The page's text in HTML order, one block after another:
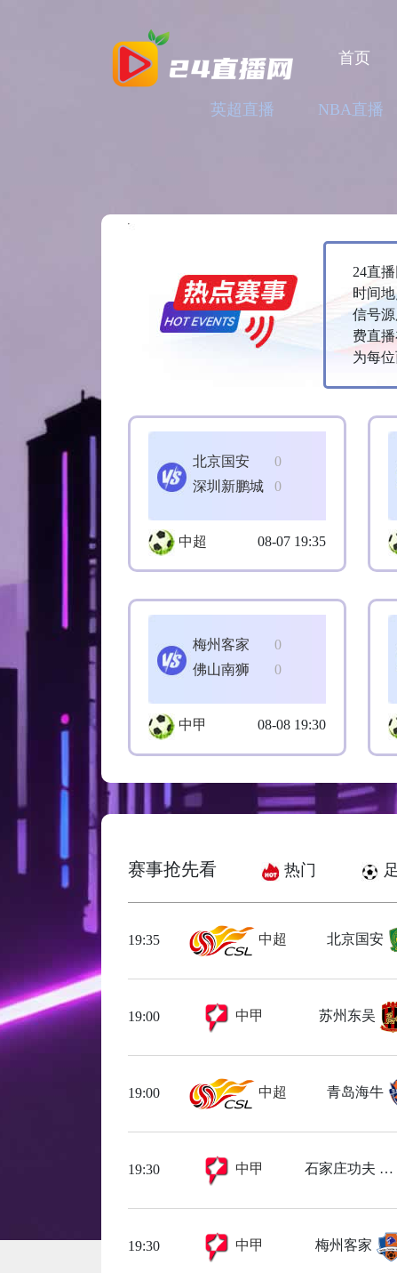
首页
英超直播 NBA直播
24直
时间
信号
费直
为每
0
北京国安
0
深圳新鹏城
中超 08-07 19:35
0
梅州客家
0
佛山南狮
中甲 08-08 19:30
赛事抢先看 热门
19:35 中超 北京国安
19:00 中甲 苏州东吴
19:00 中超 青岛海牛
19:30 中甲 石家庄功夫
19:30 中甲 梅州客家